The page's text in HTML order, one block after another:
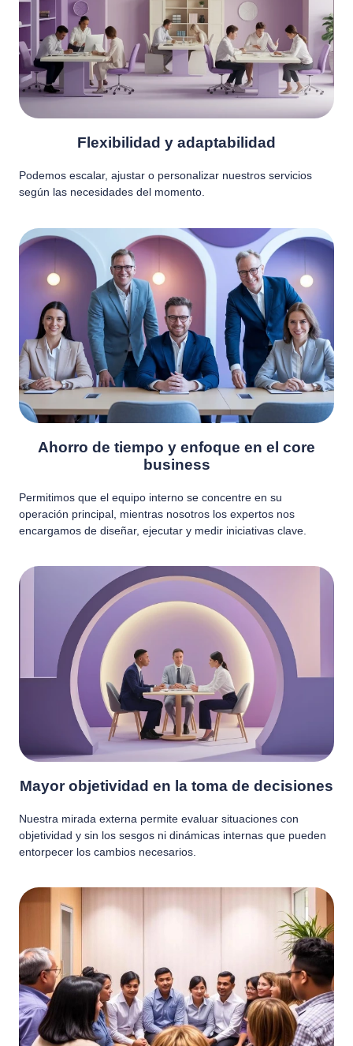
Flexibilidad y adaptabilidad
Podemos escalar, ajustar o personalizar nuestros servicios
según las necesidades del momento.
Ahorro de tiempo y enfoque en el core
business
Permitimos que el equipo interno se concentre en su
operación principal, mientras nosotros los expertos nos
encargamos de diseñar, ejecutar y medir iniciativas clave.
Mayor objetividad en la toma de decisiones
Nuestra mirada externa permite evaluar situaciones con
objetividad y sin los sesgos ni dinámicas internas que pueden
entorpecer los cambios necesarios.